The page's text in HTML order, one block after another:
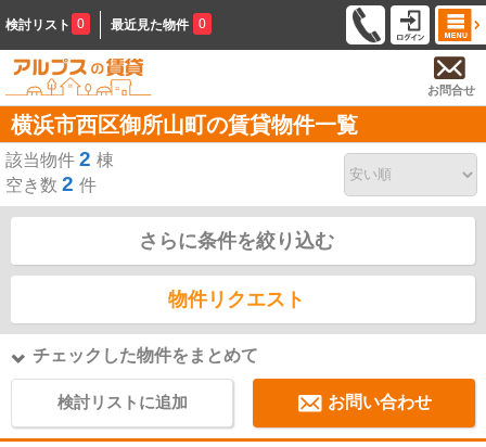
検討リスト 0 最近見た物件 0
お問合せ
横浜市西区御所山町の賃貸物件一覧
該当物件 2 棟
空き数 2 件
さらに条件を絞り込む
物件リクエスト
チェックした物件をまとめて
検討リストに追加 お問い合わせ